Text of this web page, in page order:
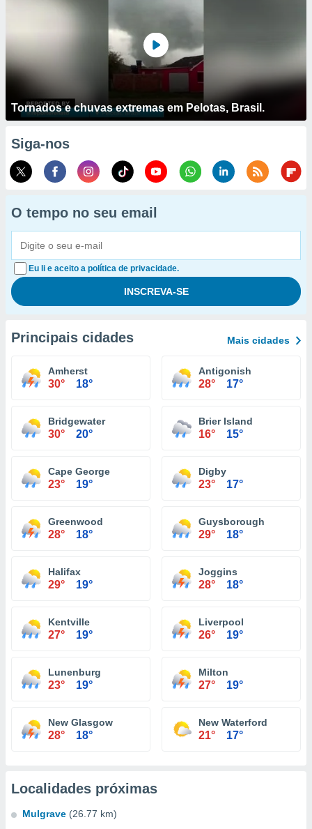
Tornados e chuvas extremas em Pelotas, Brasil.
Siga-nos
O tempo no seu email
Eu li e aceito a política de privacidade.
Principais cidades Mais cidades
Amherst
30° 18°
Antigonish
28° 17°
Bridgewater
30° 20°
Brier Island
16° 15°
Cape George
23° 19°
Digby
23° 17°
Greenwood
28° 18°
Guysborough
29° 18°
Halifax
29° 19°
Joggins
28° 18°
Kentville
27° 19°
Liverpool
26° 19°
Lunenburg
23° 19°
Milton
27° 19°
New Glasgow
28° 18°
New Waterford
21° 17°
Localidades próximas
Mulgrave (26.77 km)